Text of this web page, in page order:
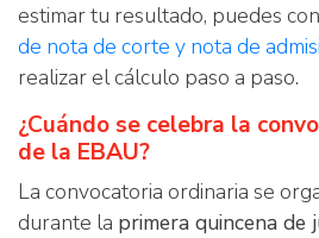
estimar tu resultado, puedes
de nota de corte y nota de
realizar el cálculo paso a paso.
¿Cuándo se celebra la
de la EBAU?
La convocatoria ordinaria se
durante la primera quincena de